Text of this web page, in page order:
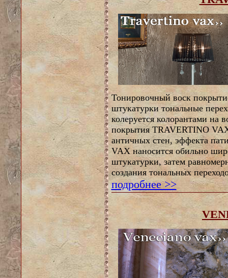
Тонировочный воск
штукатурки тональные
колеруется колорантами
покрытия TRAVERTINO
античных стен, эффекта
VAX наносится обильно
штукатурки, затем
создания тональных
подробнее >>